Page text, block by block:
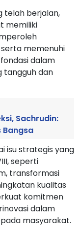
telah berjalan,
memiliki
memenuhi
dalam
tangguh dan
Sachrudin:
Bangsa
isu strategis yang
seperti
transformasi
kualitas
komitmen
dalam
masyarakat.